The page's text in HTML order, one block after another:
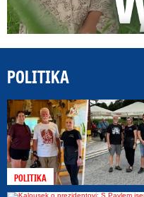
POLITIKA
POLITIKA